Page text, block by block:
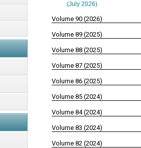
(July 2026)
Volume 90 (2026)
Volume 89 (2025)
Volume 88 (2025)
Volume 87 (2025)
Volume 86 (2025)
Volume 85 (2024)
Volume 84 (2024)
Volume 83 (2024)
Volume 82 (2024)